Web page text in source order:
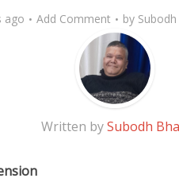
ago Add Comment by
Written bySubodh